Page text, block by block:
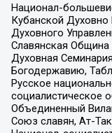
Национал-
Кубанской
Духовного
Славянская
Духовная
Богодержавию,
Русское
социалистическое
Объединенный
Союз славян, Ат-